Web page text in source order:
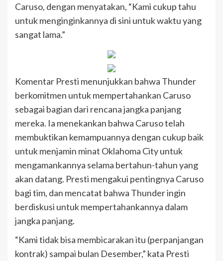
Caruso, dengan menyatakan, “Kami cukup tahu
untuk menginginkannya di sini untuk waktu yang
sangat lama.”
Komentar Presti menunjukkan bahwa Thunder
berkomitmen untuk mempertahankan Caruso
sebagai bagian dari rencana jangka panjang
mereka. Ia menekankan bahwa Caruso telah
membuktikan kemampuannya dengan cukup baik
untuk menjamin minat Oklahoma City untuk
mengamankannya selama bertahun-tahun yang
akan datang. Presti mengakui pentingnya Caruso
bagi tim, dan mencatat bahwa Thunder ingin
berdiskusi untuk mempertahankannya dalam
jangka panjang.
“Kami tidak bisa membicarakan itu (perpanjangan
kontrak) sampai bulan Desember,” kata Presti